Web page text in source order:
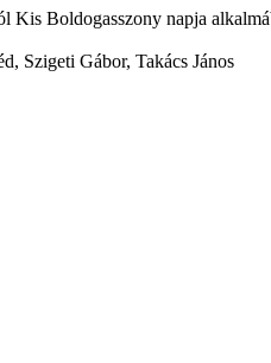
Kis Boldogasszony napja
Szigeti Gábor, Takács János